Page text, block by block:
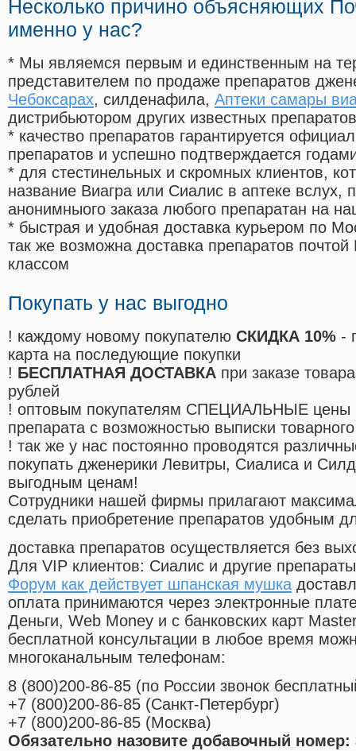
Несколько причино объясняющих
именно у нас?
* Мы являемся первым и единственным на
представителем по продаже препаратов
Чебоксарах, силденафила, Аптеки самары
дистрибьютором других известных препаратов
* качество препаратов гарантируется
препаратов и успешно подтверждается
* для стестинельных и скромных клиентов,
название Виагра или Сиалис в аптеке вслух,
анонимныого заказа любого препаратан на
* быстрая и удобная доставка курьером по
так же возможна доставка препаратов
классом
Покупать у нас выгодно
! каждому новому покупателю СКИДКА 10% -
карта на последующие покупки
! БЕСПЛАТНАЯ ДОСТАВКА при заказе
рублей
! оптовым покупателям СПЕЦИАЛЬНЫЕ цены
препарата с возможностью выписки
! так же у нас постоянно проводятся
покупать дженерики Левитры, Сиалиса и
выгодным ценам!
Cотрудники нашей фирмы прилагают
сделать приобретение препаратов удобным
доставка препаратов осуществляется без
Для VIP клиентов: Сиалис и другие
Форум как действует шпанская мушка
оплата принимаются через электронные
Деньги, Web Money и с банковских карт
бесплатной консультации в любое время
многоканальным телефонам:
8 (800)200-86-85 (по России звонок
+7 (800)200-86-85 (Санкт-Петербург)
+7 (800)200-86-85 (Москва)
Обязательно назовите добавочный номер: